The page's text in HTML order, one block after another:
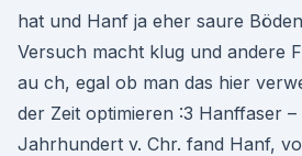
hat und Hanf ja eher saure
Versuch macht klug und andere
au ch, egal ob man das hier
der Zeit optimieren :3 Hanffaser –
Jahrhundert v. Chr. fand Hanf,